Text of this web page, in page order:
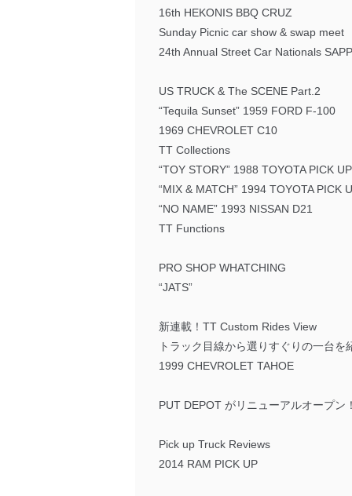
16th HEKONIS BBQ CRUZ
Sunday Picnic car show & swap meet
24th Annual Street Car Nationals
US TRUCK & The SCENE Part.2
“Tequila Sunset” 1959 FORD F-100
1969 CHEVROLET C10
TT Collections
“TOY STORY” 1988 TOYOTA PICK UP
“MIX & MATCH” 1994 TOYOTA PICK
“NO NAME” 1993 NISSAN D21
TT Functions
PRO SHOP WHATCHING
“JATS”
新連載！TT Custom Rides View
トラック目線から選りすぐりの一台を
1999 CHEVROLET TAHOE
PUT DEPOT がリニューアルオープン
Pick up Truck Reviews
2014 RAM PICK UP